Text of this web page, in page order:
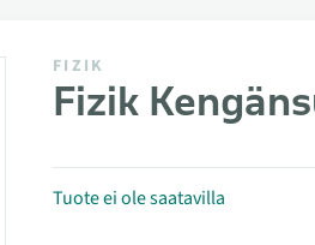
FIZIK
Fizik
Tuote ei ole saatavilla